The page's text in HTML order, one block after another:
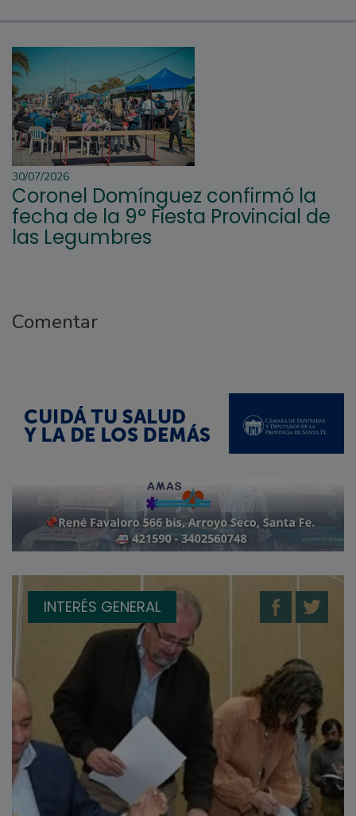
30/07/2026
Coronel Domínguez confirmó la
fecha de la 9° Fiesta Provincial de
las Legumbres
Comentar
INTERÉS GENERAL